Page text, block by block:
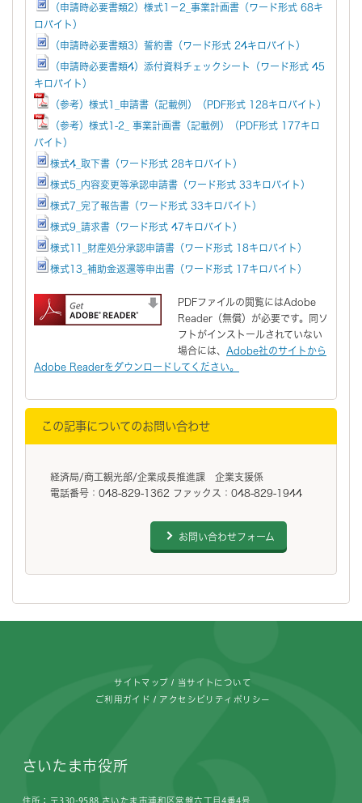
（申請時必要書類2）様式1－2_事業計画書（ワード形式 68キ
ロバイト）
（申請時必要書類3）誓約書（ワード形式 24キロバイト）
（申請時必要書類4）添付資料チェックシート（ワード形式 45
キロバイト）
（参考）様式1_申請書（記載例）（PDF形式 128キロバイト）
（参考）様式1-2_ 事業計画書（記載例）（PDF形式 177キロ
バイト）
様式4_取下書（ワード形式 28キロバイト）
様式5_内容変更等承認申請書（ワード形式 33キロバイト）
様式7_完了報告書（ワード形式 33キロバイト）
様式9_請求書（ワード形式 47キロバイト）
様式11_財産処分承認申請書（ワード形式 18キロバイト）
様式13_補助金返還等申出書（ワード形式 17キロバイト）
PDFファイルの閲覧にはAdobe
Reader（無償）が必要です。同ソ
フトがインストールされていない
場合には、 Adobe社のサイトから
Adobe Readerをダウンロードしてください。
この記事についてのお問い合わせ
経済局/商工観光部/企業成長推進課 企業支援係
電話番号：048-829-1362 ファックス：048-829-1944
お問い合わせフォーム
サイトマップ 当サイトについて
ご利用ガイド アクセシビリティポリシー
さいたま市役所
住所：〒330-9588 さいたま市浦和区常盤六丁目4番4号